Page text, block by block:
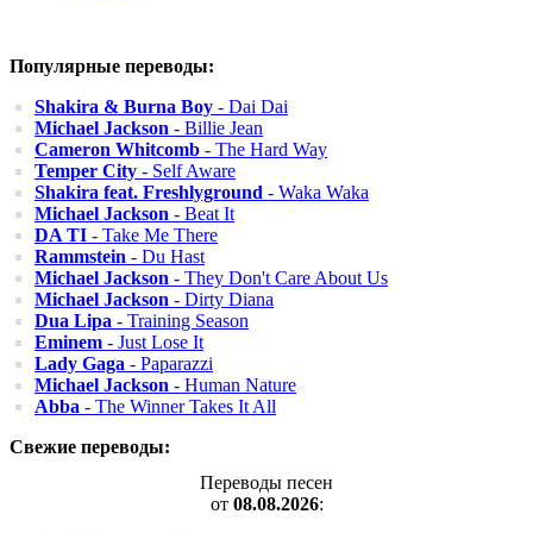
Популярные переводы:
Shakira & Burna Boy - Dai Dai
Michael Jackson - Billie Jean
Cameron Whitcomb - The Hard Way
Temper City - Self Aware
Shakira feat. Freshlyground - Waka Waka
Michael Jackson - Beat It
DA TI - Take Me There
Rammstein - Du Hast
Michael Jackson - They Don't Care About Us
Michael Jackson - Dirty Diana
Dua Lipa - Training Season
Eminem - Just Lose It
Lady Gaga - Paparazzi
Michael Jackson - Human Nature
Abba - The Winner Takes It All
Свежие переводы:
Переводы песен
от 08.08.2026: